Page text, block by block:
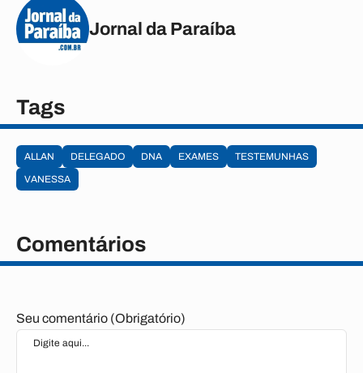
Jornal da Paraíba
Tags
ALLAN DELEGADO DNA EXAMES
TESTEMUNHAS
VANESSA
Comentários
Seu comentário (Obrigatório)